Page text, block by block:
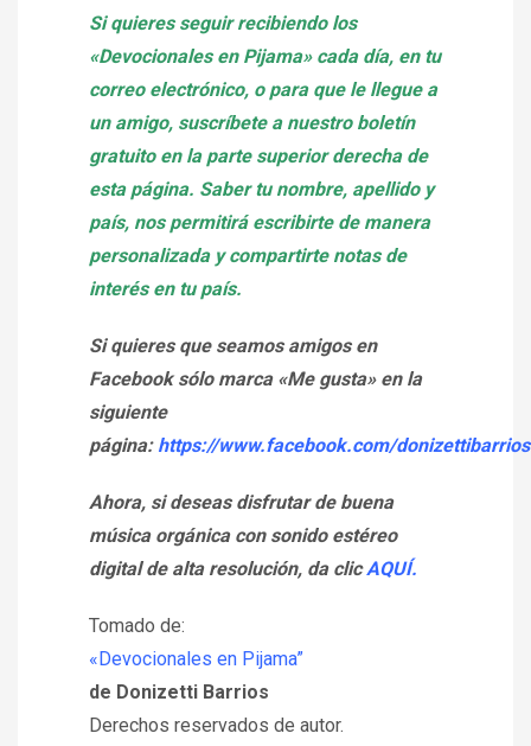
Si quieres seguir recibiendo los
«Devocionales en Pijama» cada día, en tu
correo electrónico, o para que le llegue a
un amigo, suscríbete a nuestro boletín
gratuito en la parte superior derecha de
esta página. Saber tu nombre, apellido y
país, nos permitirá escribirte de manera
personalizada y compartirte notas de
interés en tu país.
Si quieres que seamos amigos en
Facebook sólo marca «Me gusta» en la
siguiente
página: https://www.facebook.com/donizettibarrios
Ahora, si deseas disfrutar de buena
música orgánica con sonido estéreo
digital de alta resolución, da clicAQUÍ.
Tomado de:
«Devocionales en Pijama”
de Donizetti Barrios
Derechos reservados de autor.